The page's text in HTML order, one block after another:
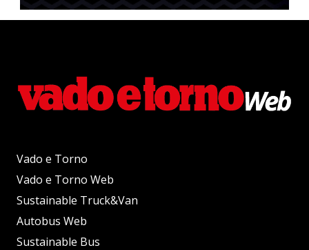
Vado e Torno
Vado e Torno Web
Sustainable Truck&Van
Autobus Web
Sustainable Bus